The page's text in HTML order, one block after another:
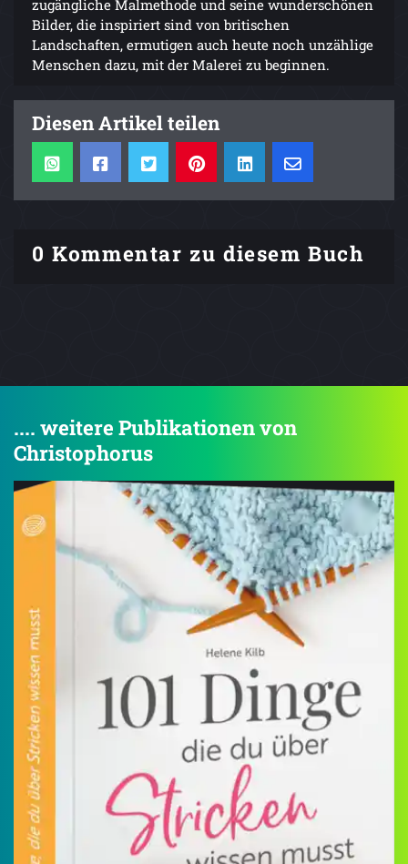
zugängliche Malmethode und seine wunderschönen
Bilder, die inspiriert sind von britischen
Landschaften, ermutigen auch heute noch unzählige
Menschen dazu, mit der Malerei zu beginnen.
Diesen Artikel teilen
0 Kommentar zu diesem Buch
.... weitere Publikationen von
Christophorus